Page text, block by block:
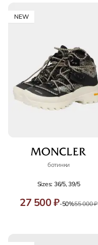
NEW
ботинки
Sizes: 36/5, 39/5
27 500 ₽-50%55 000 ₽